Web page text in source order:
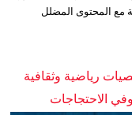
مع المحتوى المضلل
رياضية وثقافية
الاحتجاجات